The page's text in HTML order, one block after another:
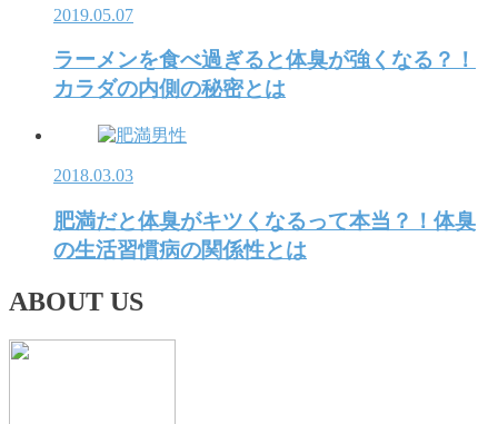
2019.05.07
ラーメンを食べ過ぎると体臭が強くなる？！
カラダの内側の秘密とは
2018.03.03
肥満だと体臭がキツくなるって本当？！体臭
の生活習慣病の関係性とは
ABOUT US